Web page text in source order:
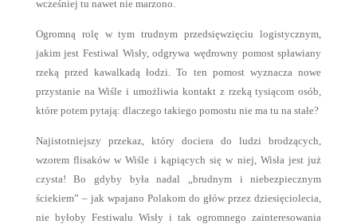
wcześniej tu nawet nie marzono.
Ogromną rolę w tym trudnym przedsięwzięciu logistycznym,
jakim jest Festiwal Wisły, odgrywa wędrowny pomost spławiany
rzeką przed kawalkadą łodzi. To ten pomost wyznacza nowe
przystanie na Wiśle i umożliwia kontakt z rzeką tysiącom osób,
które potem pytają: dlaczego takiego pomostu nie ma tu na stałe?
Najistotniejszy przekaz, który dociera do ludzi brodzących,
wzorem flisaków w Wiśle i kąpiących się w niej, Wisła jest już
czysta! Bo gdyby była nadal „brudnym i niebezpiecznym
ściekiem” – jak wpajano Polakom do głów przez dziesięciolecia,
nie byłoby Festiwalu Wisły i tak ogromnego zainteresowania